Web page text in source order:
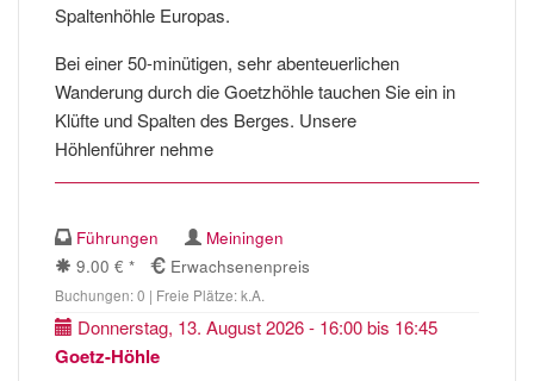
Spaltenhöhle Europas.
Bei einer 50-minütigen, sehr abenteuerlichen
Wanderung durch die Goetzhöhle tauchen Sie ein in
Klüfte und Spalten des Berges. Unsere
Höhlenführer nehme
Führungen
Meiningen
9.00 € *
Erwachsenenpreis
Buchungen: 0 | Freie Plätze: k.A.
Donnerstag, 13. August 2026 - 16:00 bis 16:45
Goetz-Höhle